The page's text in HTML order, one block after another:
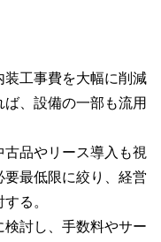
装工事費を大幅に削減
、設備の一部も流用
品やリース導入も視
最低限に絞り、経営
る。
討し、手数料やサー